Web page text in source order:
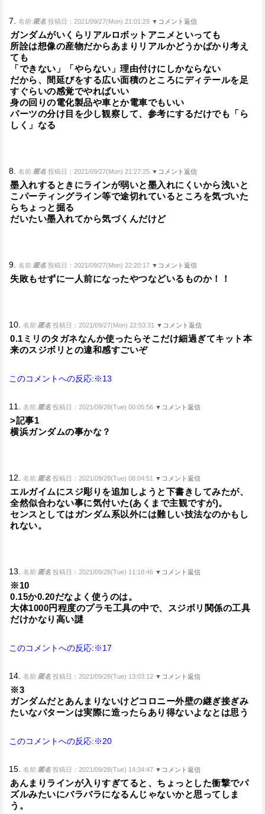
7. 名前:匿名 投稿日：2021/09/27(Mon) 21:01:29 ▼コメント返信
ガンダムがいくらリアルロボットアニメといっても
所詮は想像の産物だからあまりリアルかどうかばかり考え
ても
「できない」「やらない」理由付けにしかならない
だから、間延びをする広い面積のところにディテールを足
すぐらいの感覚でやればいい
身の回りの電化製品や車とか電車でもいい
パーツの分け目を少し観察して、参考にするだけでも「ら
しく」なる
8. 名前:匿名 投稿日：2021/09/27(Mon) 21:27:25 ▼コメント返信
墨入れするときにラインが弱いと墨入れにくいから浅いと
こパーティングライン等で途切れているところを気づいた
らちょっと掘る
だいたい墨入れてから気づくんだけど
9. 名前:匿名 投稿日：2021/09/27(Mon) 22:20:17 ▼コメント返信
失敗もせずに一人前になったやつなどいるものか！！
10. 名前:匿名 投稿日：2021/09/27(Mon) 22:53:31 ▼コメント返信
0.1ミリのタガネなんか使ったらそこだけ細過ぎてキット本
来のスジボリとの違和感すごいぞ
このコメントへの反応:※13
11. 名前:匿名 投稿日：2021/09/28(Tue) 00:05:56 ▼コメント返信
>記事1
横浜ガンダムの事かな？
12. 名前:匿名 投稿日：2021/09/28(Tue) 08:04:51 ▼コメント返信
エルガイムにスジ彫りを追加しようと下書きしてみたが、
全然似合わない事に気付いた(あくまで主観ですが)。
センスとしてはガンダム系以外には難しい技法なのかもし
れない。
13. 名前:匿名 投稿日：2021/09/28(Tue) 11:18:46 ▼コメント返信
※10
0.15か0.20だなよく使うのは。
大体1000円程度のプラモ工具の中で、スジボリ関係の工具
だけかなり高い謎
このコメントへの反応:※17
14. 名前:匿名 投稿日：2021/09/28(Tue) 13:03:12 ▼コメント返信
※3
ガンダムだとあんまりないけどコロニー外壁の継ぎ接ぎみ
たいなパターンは実際に造ったらあり得ないよなとは思う
このコメントへの反応:※20
15. 名前:匿名 投稿日：2021/09/28(Tue) 14:34:47 ▼コメント返信
あんまりラインが入りすぎてると、ちょっとした衝撃でパ
ズルみたいにバラバラになるんじゃないかと思ってしま
う。